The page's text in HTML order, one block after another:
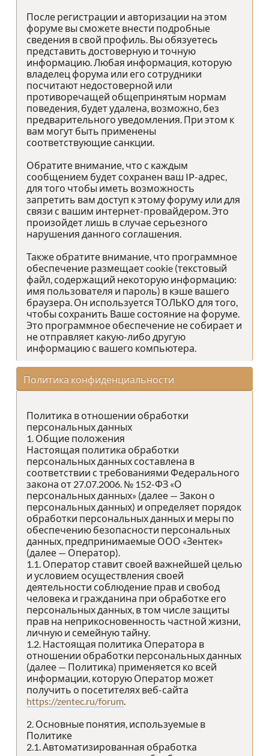
После регистрации и авторизации на этом
форуме вы сможете внести подробные
сведения в свой профиль. Вы обязуетесь
представить достоверную и точную
информацию. Любая информация, которую
владелец форума или его сотрудники
посчитают недостоверной или
противоречащей общепринятым нормам
поведения, будет удалена, возможно, без
предварительного уведомления. При этом к
вам могут быть применены
соответствующие санкции.
Обратите внимание, что с каждым
сообщением будет сохранен ваш IP-адрес,
для того чтобы иметь возможность
запретить вам доступ к этому форуму или для
связи с вашим интернет-провайдером. Это
произойдет лишь в случае серьезного
нарушения данного соглашения.
Также обратите внимание, что программное
обеспечение размещает cookie (текстовый
файл, содержащий некоторую информацию:
имя пользователя и пароль) в кэше вашего
браузера. Он используется ТОЛЬКО для того,
чтобы сохранить Ваше состояние на форуме.
Это программное обеспечение не собирает и
не отправляет какую-либо другую
информацию с вашего компьютера.
Политика конфиденциальности
Политика в отношении обработки
персональных данных
1. Общие положения
Настоящая политика обработки
персональных данных составлена в
соответствии с требованиями Федерального
закона от 27.07.2006. № 152-ФЗ «О
персональных данных» (далее — Закон о
персональных данных) и определяет порядок
обработки персональных данных и меры по
обеспечению безопасности персональных
данных, предпринимаемые ООО «Зентек»
(далее — Оператор).
1.1. Оператор ставит своей важнейшей целью
и условием осуществления своей
деятельности соблюдение прав и свобод
человека и гражданина при обработке его
персональных данных, в том числе защиты
прав на неприкосновенность частной жизни,
личную и семейную тайну.
1.2. Настоящая политика Оператора в
отношении обработки персональных данных
(далее — Политика) применяется ко всей
информации, которую Оператор может
получить о посетителях веб-сайта
https://zentec.ru/forum.
2. Основные понятия, используемые в
Политике
2.1. Автоматизированная обработка